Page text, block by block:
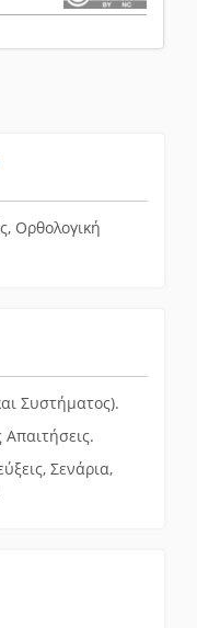
Ορθολογική
Συστήματος).
Απαιτήσεις.
Σενάρια,